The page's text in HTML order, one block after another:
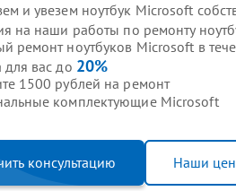
и увезем ноутбук Microsoft
на наши работы по ремонту
ремонт ноутбуков Microsoft в
для вас до 20%
1500 рублей на ремонт
комплектующие Microsoft
консультацию Наши